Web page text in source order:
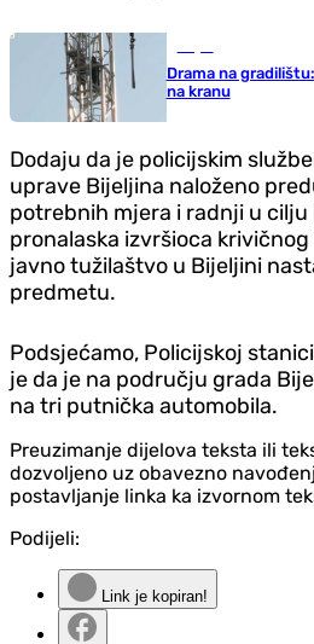
Drama na
na kranu
Dodaju da je policijskim
uprave Bijeljina naloženo
potrebnih mjera i radnji u
pronalaska izvršioca krivičnog
javno tužilaštvo u Bijeljini
predmetu.
Podsjećamo, Policijskoj
je da je na području grada
na tri putnička automobila.
Preuzimanje dijelova teksta ili
dozvoljeno uz obavezno
postavljanje linka ka izvornom
Podijeli:
Link je kopiran!